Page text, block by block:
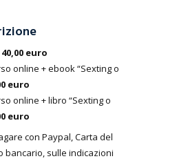
40,00 euro
online + ebook “Sexting o
euro
online + libro “Sexting o
euro
con Paypal, Carta del
bancario, sulle indicazioni